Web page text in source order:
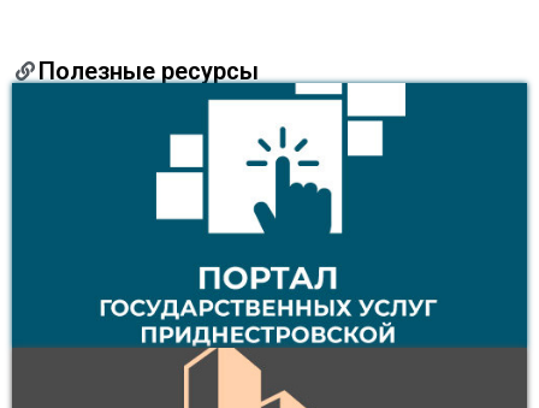
Полезные ресурсы